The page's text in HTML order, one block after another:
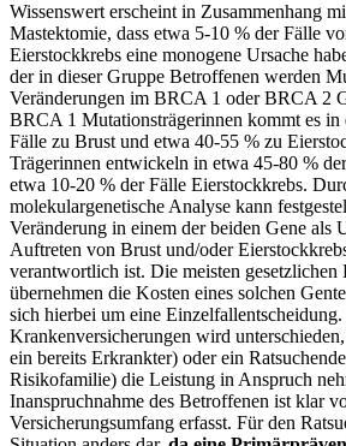
Wissenswert erscheint in Zusammenhang
Mastektomie, dass etwa 5-10 % der Fälle
Eierstockkrebs eine monogene Ursache
der in dieser Gruppe Betroffenen werden
Veränderungen im BRCA 1 oder BRCA 2
BRCA 1 Mutationsträgerinnen kommt es in
Fälle zu Brust und etwa 40-55 % zu
Trägerinnen entwickeln in etwa 45-80 %
etwa 10-20 % der Fälle Eierstockkrebs.
molekulargenetische Analyse kann
Veränderung in einem der beiden Gene als
Auftreten von Brust und/oder
verantwortlich ist. Die meisten gesetzlichen
übernehmen die Kosten eines solchen
sich hierbei um eine
Krankenversicherungen wird
ein bereits Erkrankter) oder ein
Risikofamilie) die Leistung in Anspruch
Inanspruchnahme des Betroffenen ist klar
Versicherungsumfang erfasst. Für den